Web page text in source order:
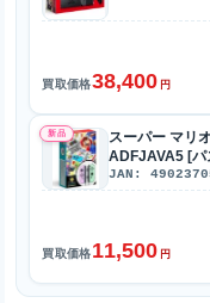
買取価格38,400 円
新品
スーパー マリ
ADFJAVA5 [パ
JAN:
買取価格11,500 円